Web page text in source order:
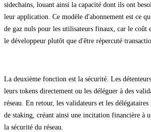
sidechains, louant ainsi la capacité dont ils ont
leur application. Ce modèle d'abonnement est ce
de gaz nuls pour les utilisateurs finaux, car le coût
le développeur plutôt que d'être répercuté
La deuxième fonction est la sécurité. Les
leurs tokens directement ou les déléguer à des
réseau. En retour, les validateurs et les délégataires
de staking, créant ainsi une incitation financière à
la sécurité du réseau.